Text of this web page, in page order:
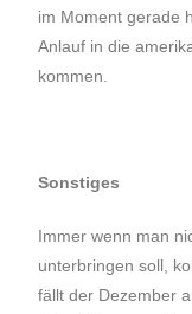
im Moment gerade
Anlauf in die
kommen.
Sonstiges
Immer wenn man
unterbringen soll,
fällt der Dezember